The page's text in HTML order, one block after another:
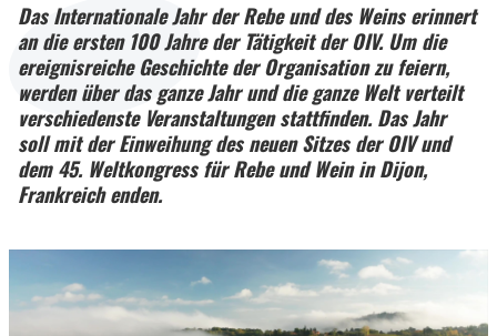
Das Internationale Jahr der Rebe und des Weins erinnert
an die ersten 100 Jahre der Tätigkeit der OIV. Um die
ereignisreiche Geschichte der Organisation zu feiern,
werden über das ganze Jahr und die ganze Welt verteilt
verschiedenste Veranstaltungen stattfinden. Das Jahr
soll mit der Einweihung des neuen Sitzes der OIV und
dem 45. Weltkongress für Rebe und Wein in Dijon,
Frankreich enden.